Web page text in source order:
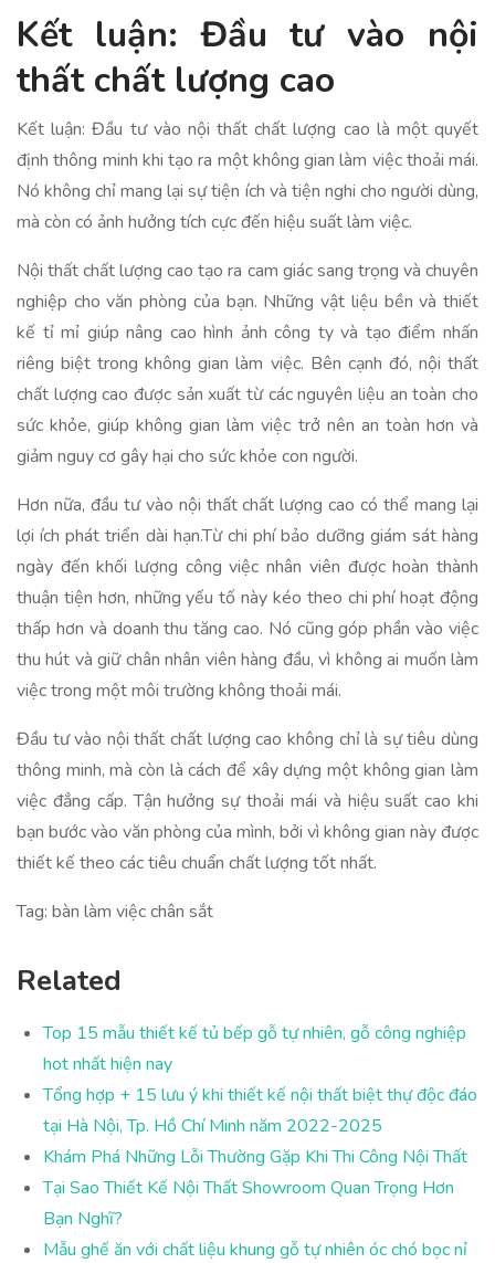
Kết luận: Đầu tư vào nội
thất chất lượng cao
Kết luận: Đầu tư vào nội thất chất lượng cao là một quyết
định thông minh khi tạo ra một không gian làm việc thoải mái.
Nó không chỉ mang lại sự tiện ích và tiện nghi cho người dùng,
mà còn có ảnh hưởng tích cực đến hiệu suất làm việc.
Nội thất chất lượng cao tạo ra cam giác sang trọng và chuyên
nghiệp cho văn phòng của bạn. Những vật liệu bền và thiết
kế tỉ mỉ giúp nâng cao hình ảnh công ty và tạo điểm nhấn
riêng biệt trong không gian làm việc. Bên cạnh đó, nội thất
chất lượng cao được sản xuất từ các nguyên liệu an toàn cho
sức khỏe, giúp không gian làm việc trở nên an toàn hơn và
giảm nguy cơ gây hại cho sức khỏe con người.
Hơn nữa, đầu tư vào nội thất chất lượng cao có thể mang lại
lợi ích phát triển dài hạn.Từ chi phí bảo dưỡng giám sát hàng
ngày đến khối lượng công việc nhân viên được hoàn thành
thuận tiện hơn, những yếu tố này kéo theo chi phí hoạt động
thấp hơn và doanh thu tăng cao. Nó cũng góp phần vào việc
thu hút và giữ chân nhân viên hàng đầu, vì không ai muốn làm
việc trong một môi trường không thoải mái.
Đầu tư vào nội thất chất lượng cao không chỉ là sự tiêu dùng
thông minh, mà còn là cách để xây dựng một không gian làm
việc đẳng cấp. Tận hưởng sự thoải mái và hiệu suất cao khi
bạn bước vào văn phòng của mình, bởi vì không gian này được
thiết kế theo các tiêu chuẩn chất lượng tốt nhất.
Tag: bàn làm việc chân sắt
Related
Top 15 mẫu thiết kế tủ bếp gỗ tự nhiên, gỗ công nghiệp
hot nhất hiện nay
Tổng hợp + 15 lưu ý khi thiết kế nội thất biệt thự độc đáo
tại Hà Nội, Tp. Hồ Chí Minh năm 2022-2025
Khám Phá Những Lỗi Thường Gặp Khi Thi Công Nội Thất
Tại Sao Thiết Kế Nội Thất Showroom Quan Trọng Hơn
Bạn Nghĩ?
Mẫu ghế ăn với chất liệu khung gỗ tự nhiên óc chó bọc nỉ